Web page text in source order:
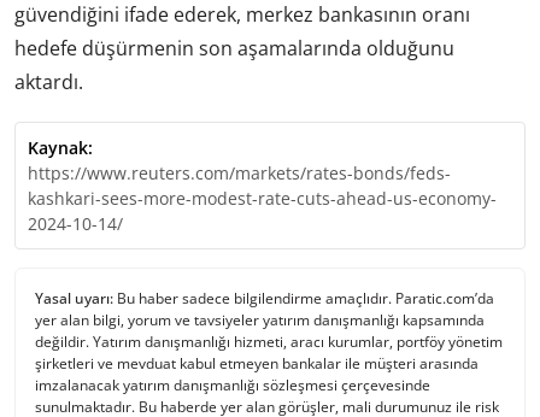
güvendiğini ifade ederek, merkez bankasının oranı
hedefe düşürmenin son aşamalarında olduğunu
aktardı.
Kaynak:
https://www.reuters.com/markets/rates-bonds/feds-
kashkari-sees-more-modest-rate-cuts-ahead-us-economy-
2024-10-14/
Yasal uyarı: Bu haber sadece bilgilendirme amaçlıdır. Paratic.com’da
yer alan bilgi, yorum ve tavsiyeler yatırım danışmanlığı kapsamında
değildir. Yatırım danışmanlığı hizmeti, aracı kurumlar, portföy yönetim
şirketleri ve mevduat kabul etmeyen bankalar ile müşteri arasında
imzalanacak yatırım danışmanlığı sözleşmesi çerçevesinde
sunulmaktadır. Bu haberde yer alan görüşler, mali durumunuz ile risk